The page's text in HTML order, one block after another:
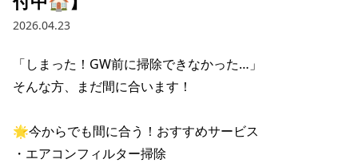
2026.04.23
「しまった！GW前に掃除できなかった…」
そんな方、まだ間に合います！
🌟今からでも間に合う！おすすめサービス
・エアコンフィルター掃除